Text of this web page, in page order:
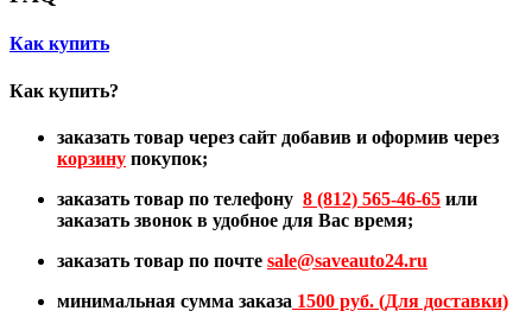
Как купить
Как купить?
заказать товар через сайт добавив и оформив через
корзину покупок;
заказать товар по телефону 8 (812) 565-46-65 или
заказать звонок в удобное для Вас время;
заказать товар по почте sale@saveauto24.ru
минимальная сумма заказа 1500 руб. (Для доставки)